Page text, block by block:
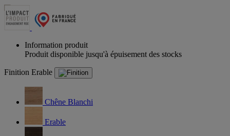
Information produit
Produit disponible jusqu'à épuisement des stocks
Finition Erable
Chêne Blanchi
Erable